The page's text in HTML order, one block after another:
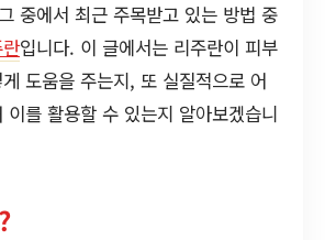
중에서 최근 주목받고 있는 방법 중
입니다. 이 글에서는 리주란이 피부
도움을 주는지, 또 실질적으로 어
이를 활용할 수 있는지 알아보겠습니